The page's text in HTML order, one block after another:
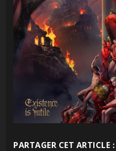
PARTAGER CET ARTICLE :